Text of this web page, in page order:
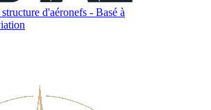
d'aéronefs - Basé à